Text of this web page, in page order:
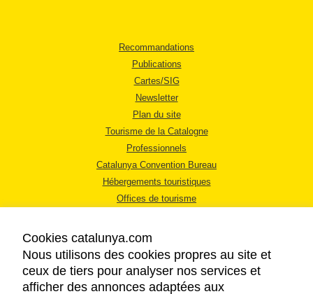
Recommandations
Publications
Cartes/SIG
Newsletter
Plan du site
Tourisme de la Catalogne
Professionnels
Catalunya Convention Bureau
Hébergements touristiques
Offices de tourisme
Cookies catalunya.com
Nous utilisons des cookies propres au site et
ceux de tiers pour analyser nos services et
afficher des annonces adaptées aux